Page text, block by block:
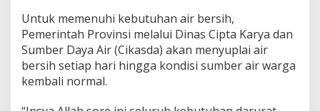
Untuk memenuhi kebutuhan air bersih,
Pemerintah Provinsi melalui Dinas Cipta Karya dan
Sumber Daya Air (Cikasda) akan menyuplai air
bersih setiap hari hingga kondisi sumber air warga
kembali normal.